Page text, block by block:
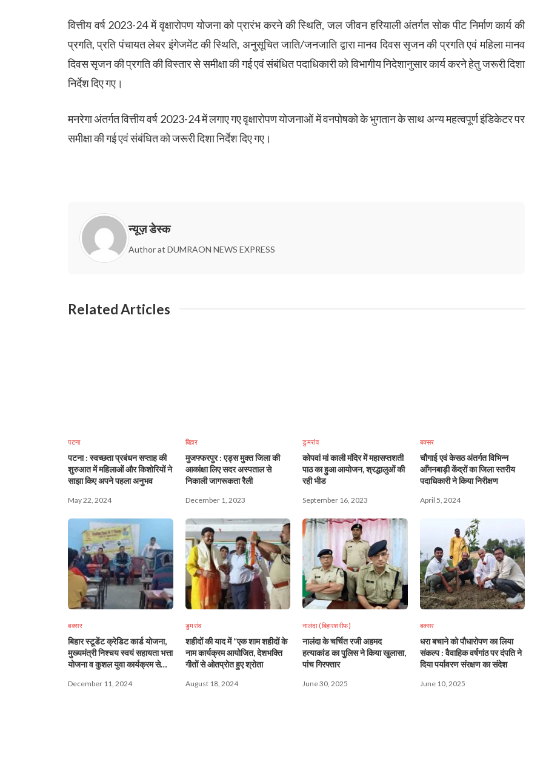
वित्तीय वर्ष 2023-24 में वृक्षारोपण योजना को प्रारंभ करने की स्थिति, जल जीवन हरियाली अंतर्गत सोक पीट निर्माण कार्य की
प्रगति, प्रति पंचायत लेबर इंगेजमेंट की स्थिति, अनुसूचित जाति/जनजाति द्वारा मानव दिवस सृजन की प्रगति एवं महिला मानव
दिवस सृजन की प्रगति की विस्तार से समीक्षा की गई एवं संबंधित पदाधिकारी को विभागीय निदेशानुसार कार्य करने हेतु जरूरी दिशा
निर्देश दिए गए।
मनरेगा अंतर्गत वित्तीय वर्ष 2023-24 में लगाए गए वृक्षारोपण योजनाओं में वनपोषको के भुगतान के साथ अन्य महत्वपूर्ण इंडिकेटर पर
समीक्षा की गई एवं संबंधित को जरूरी दिशा निर्देश दिए गए।
न्यूज़ डेस्क
Author at DUMRAON NEWS EXPRESS
Related Articles
पटना
पटना : स्वच्छता प्रबंधन सप्ताह की
शुरुआत में महिलाओं और किशोरियों ने
साझा किए अपने पहला अनुभव
May 22, 2024
बिहार
मुजफ्फरपुर : एड्स मुक्त जिला की
आकांक्षा लिए सदर अस्पताल से
निकाली जागरूकता रैली
December 1, 2023
डुमरांव
कोपवां मां काली मंदिर में महासप्तशती
पाठ का हुआ आयोजन, श्रद्धालुओं की
रही भीड
September 16, 2023
बक्सर
चौगाई एवं केसठ अंतर्गत विभिन्न
आँगनबाड़ी केंद्रों का जिला स्तरीय
पदाधिकारी ने किया निरीक्षण
April 5, 2024
बक्सर
बिहार स्टूडेंट क्रेडिट कार्ड योजना,
मुख्यमंत्री निश्चय स्वयं सहायता भत्ता
योजना व कुशल युवा कार्यक्रम से
December 11, 2024
डुमरांव
शहीदों की याद में “एक शाम शहीदों के
नाम कार्यक्रम आयोजित, देशभक्ति
गीतों से ओतप्रोत हुए श्रोता
August 18, 2024
नालंदा (बिहारशरीफ)
नालंदा के चर्चित रजी अहमद
हत्याकांड का पुलिस ने किया खुलासा,
पांच गिरफ्तार
June 30, 2025
बक्सर
धरा बचाने को पौधारोपण का लिया
संकल्प : वैवाहिक वर्षगांठ पर दंपति ने
दिया पर्यावरण संरक्षण का संदेश
June 10, 2025